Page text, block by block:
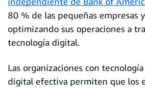
80 % de las pequeñas empresas
optimizando sus operaciones a
tecnología digital.
Las organizaciones con
digital efectiva permiten que los